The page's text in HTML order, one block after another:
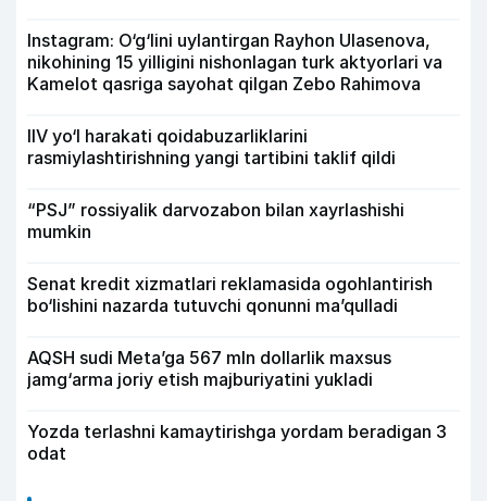
Instagram: O‘g‘lini uylantirgan Rayhon Ulasenova,
nikohining 15 yilligini nishonlagan turk aktyorlari va
Kamelot qasriga sayohat qilgan Zebo Rahimova
IIV yo‘l harakati qoidabuzarliklarini
rasmiylashtirishning yangi tartibini taklif qildi
“PSJ” rossiyalik darvozabon bilan xayrlashishi
mumkin
Senat kredit xizmatlari reklamasida ogohlantirish
bo‘lishini nazarda tutuvchi qonunni ma’qulladi
AQSH sudi Meta’ga 567 mln dollarlik maxsus
jamg‘arma joriy etish majburiyatini yukladi
Yozda terlashni kamaytirishga yordam beradigan 3
odat